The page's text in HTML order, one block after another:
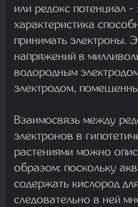
или редокс потенциал -
характеристика
принимать электроны.
напряжений в
водородным
электродом,
Взаимосвязь между
электронов в
растениями можно
образом: поскольку
содержать кислород
следовательно в ней